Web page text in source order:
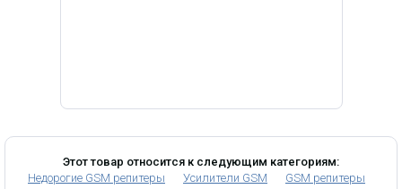
Этот товар относится к следующим категориям:
Недорогие GSM репитеры
Усилители GSM
GSM репитеры